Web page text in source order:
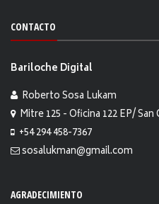
CONTACTO
Bariloche Digital
Roberto Sosa Lukam
Mitre 125 - Oficina 122 EP/
+54 294 458-7367
sosalukman@gmail.com
AGRADECIMIENTO